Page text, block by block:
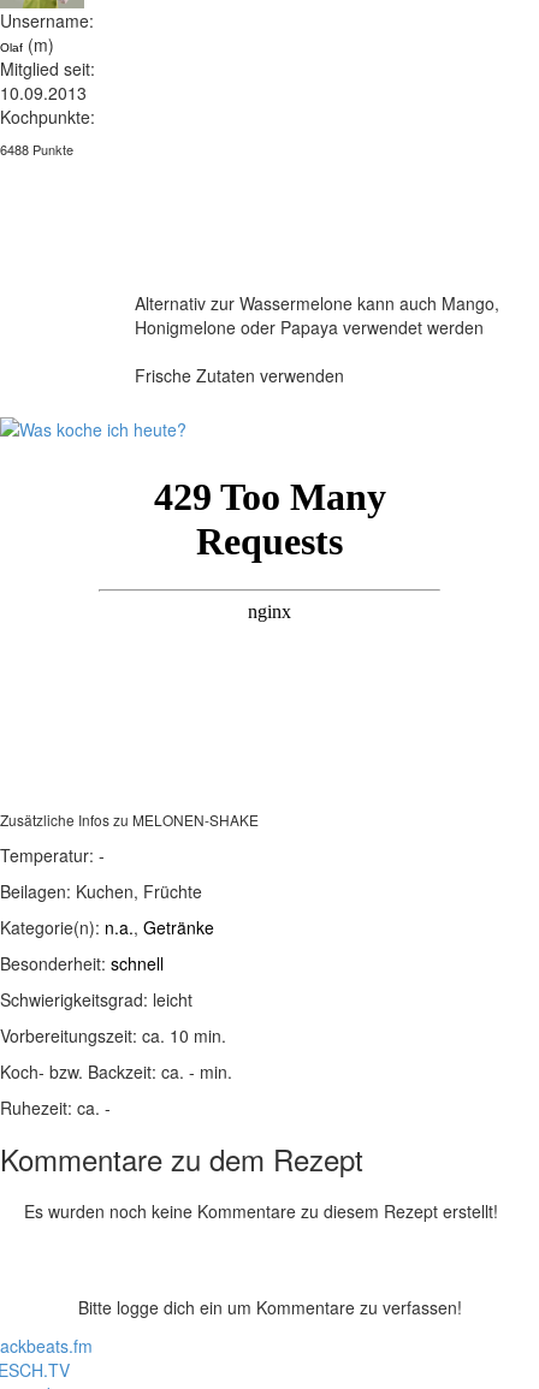
Unsername:
Olaf (m)
Mitglied seit:
10.09.2013
Kochpunkte:
6488 Punkte
Alternativ zur Wassermelone kann auch Mango,
Honigmelone oder Papaya verwendet werden
Frische Zutaten verwenden
Zusätzliche Infos zu MELONEN-SHAKE
Temperatur: -
Beilagen: Kuchen, Früchte
Kategorie(n): n.a., Getränke
Besonderheit: schnell
Schwierigkeitsgrad: leicht
Vorbereitungszeit: ca. 10 min.
Koch- bzw. Backzeit: ca. - min.
Ruhezeit: ca. -
Kommentare zu dem Rezept
Es wurden noch keine Kommentare zu diesem Rezept erstellt!
Bitte logge dich ein um Kommentare zu verfassen!